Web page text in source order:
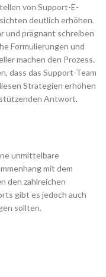
von Support-E-
deutlich erhöhen.
und prägnant schreiben
Formulierungen und
machen den Prozess.
dass das Support-Team
Strategien erhöhen
Antwort.
unmittelbare
mit dem
den zahlreichen
gibt es jedoch auch
sollten.